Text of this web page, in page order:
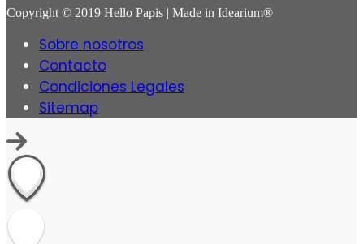
Copyright © 2019 Hello Papis | Made in Idearium®
Sobre nosotros
Contacto
Condiciones Legales
Sitemap